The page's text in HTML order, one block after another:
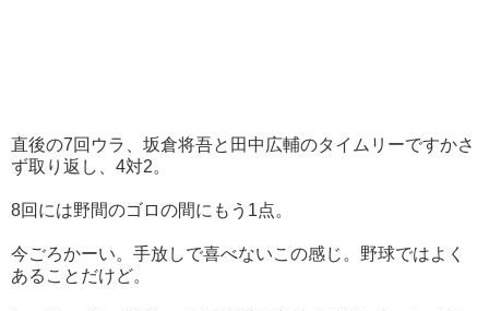
直後の7回ウラ、坂倉将吾と田中広輔のタイムリーですかさ
ず取り返し、4対2。
8回には野間のゴロの間にもう1点。
今ごろかーい。手放しで喜べないこの感じ。野球ではよく
あることだけど。